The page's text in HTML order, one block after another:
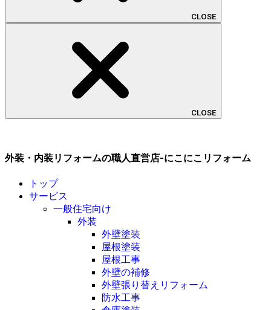
CLOSE
CLOSE
外装・内装リフォームの職人直営店-にこにこリフォーム
トップ
サービス
一般住宅向け
外装
外壁塗装
屋根塗装
屋根工事
外壁の補修
外壁張り替えリフォーム
防水工事